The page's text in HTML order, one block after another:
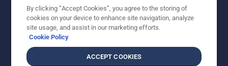
© Husqvarna AB (publ). Alle rechten voorbehouden. De
getoonde prijzen zijn consumentenadviesprijzen. Alle
vermelde prijzen zijn adviesverkoopprijzen (incl. BTW),
By clicking “Accept Cookies”, you agree to the storing of
cookies on your device to enhance site navigation, analyze
site usage, and assist in our marketing efforts.
Cookie Policy
ACCEPT COOKIES